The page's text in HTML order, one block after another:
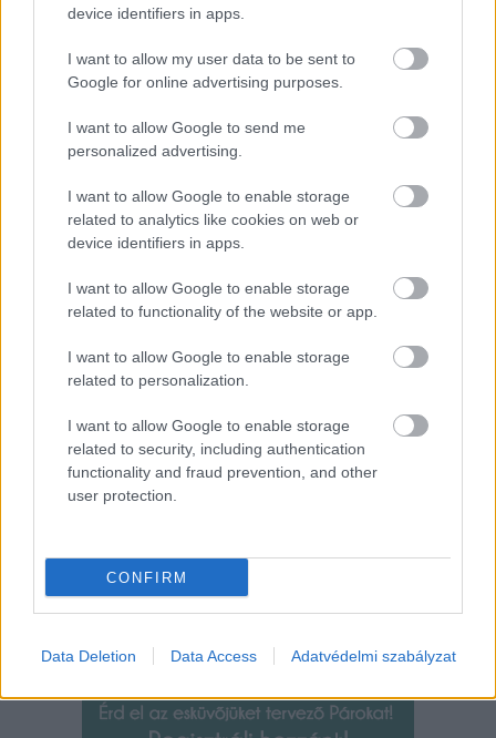
device identifiers in apps.
I want to allow my user data to be sent to
Google for online advertising purposes.
I want to allow Google to send me
personalized advertising.
I want to allow Google to enable storage
related to analytics like cookies on web or
device identifiers in apps.
I want to allow Google to enable storage
related to functionality of the website or app.
I want to allow Google to enable storage
related to personalization.
I want to allow Google to enable storage
related to security, including authentication
functionality and fraud prevention, and other
user protection.
CONFIRM
Data Deletion Data Access Adatvédelmi szabályzat
Címlapfotó: Karsten Winegeart / Unsplash